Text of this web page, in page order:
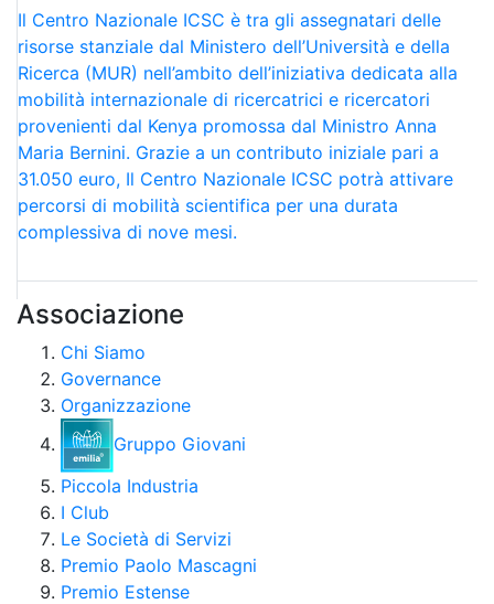
Il Centro Nazionale ICSC è tra gli assegnatari delle
risorse stanziale dal Ministero dell’Università e della
Ricerca (MUR) nell’ambito dell’iniziativa dedicata alla
mobilità internazionale di ricercatrici e ricercatori
provenienti dal Kenya promossa dal Ministro Anna
Maria Bernini. Grazie a un contributo iniziale pari a
31.050 euro, Il Centro Nazionale ICSC potrà attivare
percorsi di mobilità scientifica per una durata
complessiva di nove mesi.
Associazione
Chi Siamo
Governance
Organizzazione
Gruppo Giovani
Piccola Industria
I Club
Le Società di Servizi
Premio Paolo Mascagni
Premio Estense